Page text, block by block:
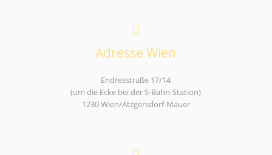
Adresse Wien
Endresstraße 17/14
(um die Ecke bei der S-Bahn-Station)
1230 Wien/Atzgersdorf-Mauer